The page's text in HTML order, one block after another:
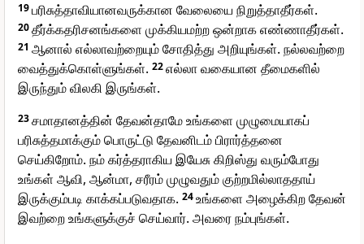
19பரிசுத்தாவியானவருக்கான வேலையை நிறுத்தாதீர்கள்.
20தீர்க்கதரிசனங்களை முக்கியமற்ற ஒன்றாக எண்ணாதீர்கள்.
21 ஆனால் எல்லாவற்றையும் சோதித்து அறியுங்கள். நல்லவற்றை
வைத்துக்கொள்ளுங்கள். 22எல்லா வகையான தீமைகளில்
இருந்தும் விலகி இருங்கள்.
23சமாதானத்தின் தேவன்தாமே உங்களை முழுமையாகப்
பரிசுத்தமாக்கும் பொருட்டு தேவனிடம் பிரார்த்தனை
செய்கிறோம். நம் கர்த்தராகிய இயேசு கிறிஸ்து வரும்போது
உங்கள் ஆவி, ஆன்மா, சரீரம் முழுவதும் குற்றமில்லாததாய்
இருக்கும்படி காக்கப்படுவதாக. 24உங்களை அழைக்கிற தேவன்
இவற்றை உங்களுக்குச் செய்வார். அவரை நம்புங்கள்.